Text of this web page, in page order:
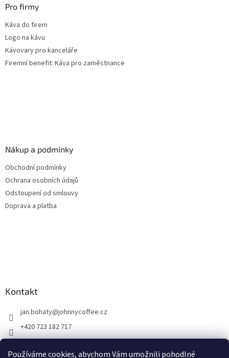
Používáme cookies, abychom Vám umožnili pohodlné
Pro firmy
Káva do firem
Logo na kávu
Kávovary pro kanceláře
Firemní benefit: Káva pro zaměstnance
Nákup a podmínky
Obchodní podmínky
Ochrana osobních údajů
Odstoupení od smlouvy
Doprava a platba
Kontakt
jan.bohaty@johnnycoffee.cz
+420 723 182 717
Johnny Coffee